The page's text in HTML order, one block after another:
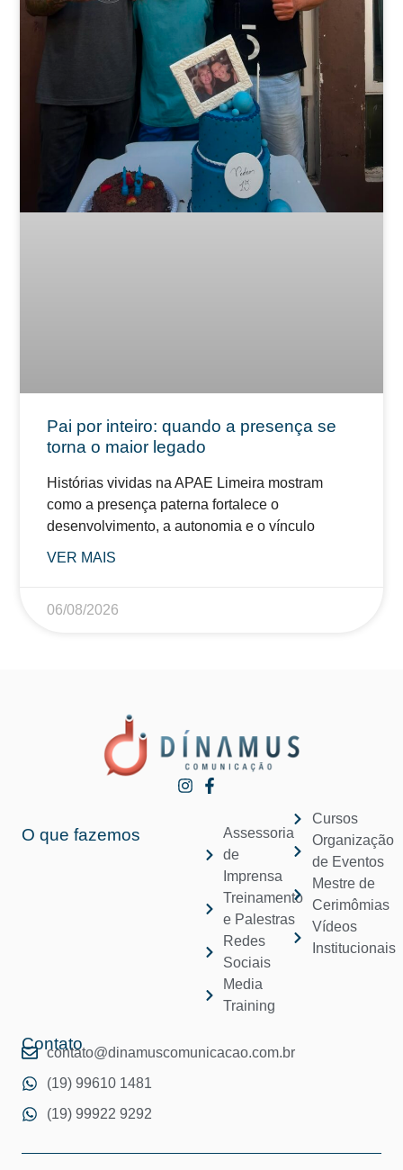
Pai por inteiro: quando a presença se
torna o maior legado
Histórias vividas na APAE Limeira mostram
como a presença paterna fortalece o
desenvolvimento, a autonomia e o vínculo
VER MAIS
06/08/2026
O que fazemos
Assessoria
de
Imprensa
Treinamento
e Palestras
Redes
Sociais
Media
Training
Cursos
Organização
de Eventos
Mestre de
Cerimômias
Vídeos
Institucionais
Contato
contato@dinamuscomunicacao.com.br
(19) 99610 1481
(19) 99922 9292